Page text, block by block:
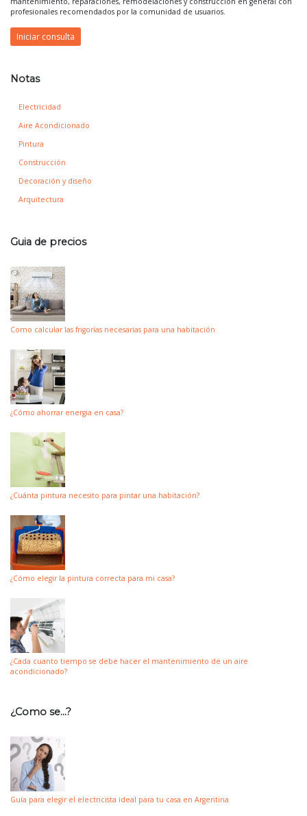
profesionales recomendados por la comunidad de usuarios.
Iniciar consulta
Notas
Electricidad
Aire Acondicionado
Pintura
Construcción
Decoración y diseño
Arquitectura
Guia de precios
Como calcular las frigorías necesarias para una habitación
¿Cómo ahorrar energia en casa?
¿Cuánta pintura necesito para pintar una habitación?
¿Cómo elegir la pintura correcta para mi casa?
¿Cada cuanto tiempo se debe hacer el mantenimiento de un aire
acondicionado?
¿Como se…?
Guía para elegir el electricista ideal para tu casa en Argentina